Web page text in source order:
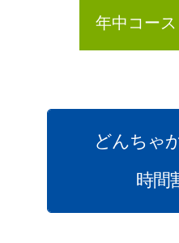
年中コース
どんちゃ
時間